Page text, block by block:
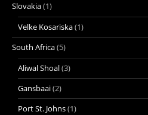
Slovakia(1)
Velke Kosariska(1)
South Africa(5)
Aliwal Shoal(3)
Gansbaai(2)
Port St. Johns(1)